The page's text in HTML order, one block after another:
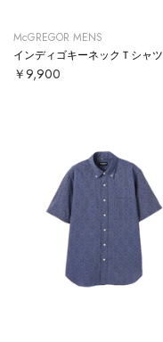
McGREGOR MENS
インディゴキーネックＴシャツ
￥9,900